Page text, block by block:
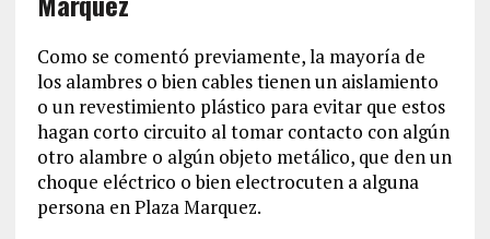
Como se comentó previamente, la mayoría de
los alambres o bien cables tienen un aislamiento
o un revestimiento plástico para evitar que estos
hagan corto circuito al tomar contacto con algún
otro alambre o algún objeto metálico, que den un
choque eléctrico o bien electrocuten a alguna
persona en Plaza Marquez.